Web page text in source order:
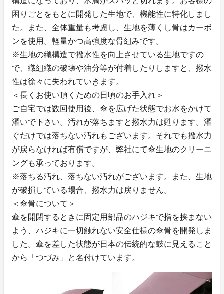
困りごとをもとに開発した生地で、機能性に特化しまし
た。また、全体重量も考慮し、生地を薄くし骨はカーボ
ンを使用。軽量かつ高強度な骨組みです。
※生地の織構造で撥水性を向上させている生地ですの
で、織組織の破壊や油分等が付着したりしますと、撥水
性は徐々に失われていきます。
＜長くお使い頂くための日頃のお手入れ＞
ご自宅では数回使用後、傘を広げた状態でお水をかけて
濯いで下さい。汚れが落ちますと撥水力は甦ります。濯
ぐだけでは落ちない汚れもございます。それでも撥水力
が戻らなければ有償ですが、弊社にて傘生地のクリーニ
ングも承っております。
※落ちる汚れ、落ちない汚れがございます。また、生地
が破損している場合、撥水力は戻りません。
＜傘骨について＞
傘を開閉するときに固定用部品のハジキで指を挟まない
よう、ハジキに一切触れない安全仕様の傘骨を開発しま
した。傘を差した状態が日本の伝統的な鼓に見えること
から「つづみ」と名付けています。